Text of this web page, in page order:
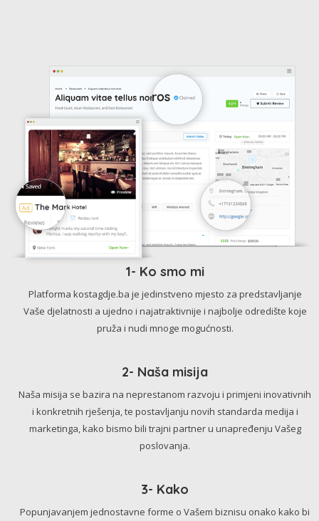
1- Ko smo mi
Platforma kostagdje.ba je jedinstveno mjesto za predstavljanje
Vaše djelatnosti a ujedno i najatraktivnije i najbolje odredište koje
pruža i nudi mnoge mogućnosti.
2- Naša misija
Naša misija se bazira na neprestanom razvoju i primjeni inovativnih
i konkretnih rješenja, te postavljanju novih standarda medija i
marketinga, kako bismo bili trajni partner u unapređenju Vašeg
poslovanja.
3- Kako
Popunjavanjem jednostavne forme o Vašem biznisu onako kako bi